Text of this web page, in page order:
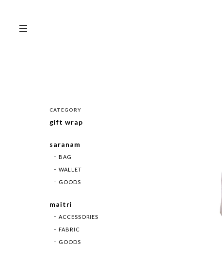
CATEGORY
gift wrap
saranam
BAG
WALLET
GOODS
maitri
ACCESSORIES
FABRIC
GOODS